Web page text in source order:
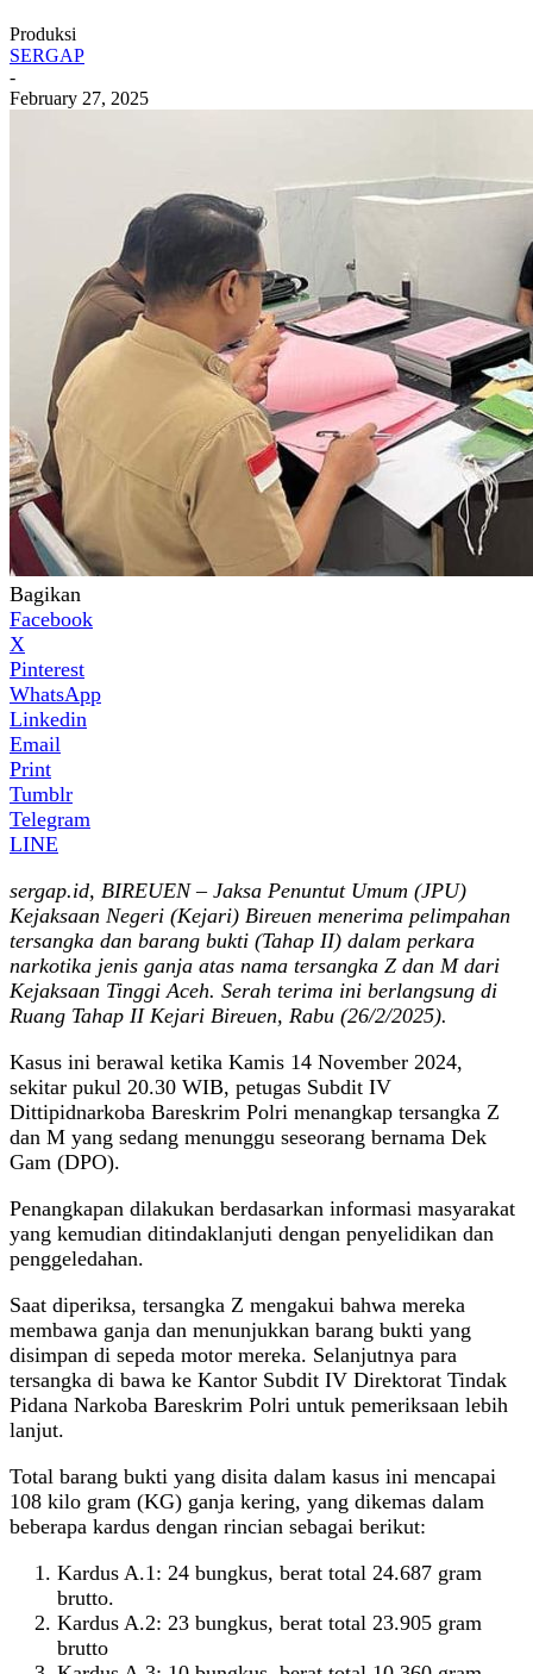
Produksi
SERGAP
-
February 27, 2025
Bagikan
Facebook
X
Pinterest
WhatsApp
Linkedin
Email
Print
Tumblr
Telegram
LINE
sergap.id, BIREUEN – Jaksa Penuntut Umum (JPU)
Kejaksaan Negeri (Kejari) Bireuen menerima pelimpahan
tersangka dan barang bukti (Tahap II) dalam perkara
narkotika jenis ganja atas nama tersangka Z dan M dari
Kejaksaan Tinggi Aceh. Serah terima ini berlangsung di
Ruang Tahap II Kejari Bireuen, Rabu (26/2/2025).
Kasus ini berawal ketika Kamis 14 November 2024,
sekitar pukul 20.30 WIB, petugas Subdit IV
Dittipidnarkoba Bareskrim Polri menangkap tersangka Z
dan M yang sedang menunggu seseorang bernama Dek
Gam (DPO).
Penangkapan dilakukan berdasarkan informasi masyarakat
yang kemudian ditindaklanjuti dengan penyelidikan dan
penggeledahan.
Saat diperiksa, tersangka Z mengakui bahwa mereka
membawa ganja dan menunjukkan barang bukti yang
disimpan di sepeda motor mereka. Selanjutnya para
tersangka di bawa ke Kantor Subdit IV Direktorat Tindak
Pidana Narkoba Bareskrim Polri untuk pemeriksaan lebih
lanjut.
Total barang bukti yang disita dalam kasus ini mencapai
108 kilo gram (KG) ganja kering, yang dikemas dalam
beberapa kardus dengan rincian sebagai berikut:
Kardus A.1: 24 bungkus, berat total 24.687 gram
brutto.
Kardus A.2: 23 bungkus, berat total 23.905 gram
brutto